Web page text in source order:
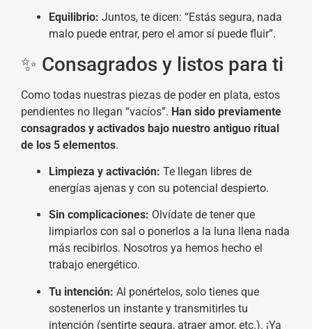
Equilibrio: Juntos, te dicen: “Estás segura, nada
malo puede entrar, pero el amor sí puede fluir”.
✨ Consagrados y listos para ti
Como todas nuestras piezas de poder en plata, estos
pendientes no llegan “vacíos”. Han sido previamente
consagrados y activados bajo nuestro antiguo ritual
de los 5 elementos.
Limpieza y activación: Te llegan libres de
energías ajenas y con su potencial despierto.
Sin complicaciones: Olvídate de tener que
limpiarlos con sal o ponerlos a la luna llena nada
más recibirlos. Nosotros ya hemos hecho el
trabajo energético.
Tu intención: Al ponértelos, solo tienes que
sostenerlos un instante y transmitirles tu
intención (sentirte segura, atraer amor, etc.). ¡Ya